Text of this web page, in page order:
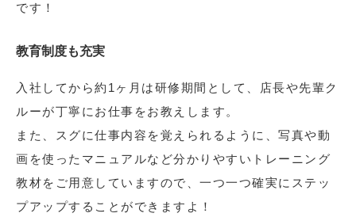
です！
教育制度も充実
入社してから約1ヶ月は研修期間として、店長や先輩ク
ルーが丁寧にお仕事をお教えします。
また、スグに仕事内容を覚えられるように、写真や動
画を使ったマニュアルなど分かりやすいトレーニング
教材をご用意していますので、一つ一つ確実にステッ
プアップすることができますよ！